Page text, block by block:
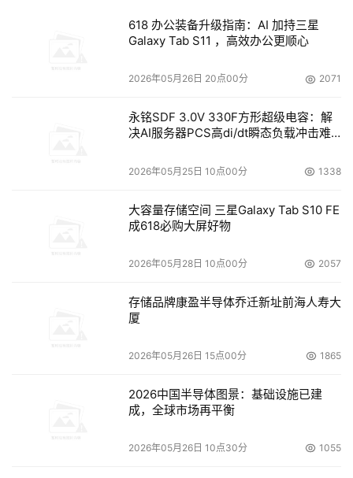
618 办公装备升级指南：AI 加持三星
Galaxy Tab S11 ，高效办公更顺心
2026年05月26日 20点00分 2071
永铭SDF 3.0V 330F方形超级电容：解
决AI服务器PCS高di/dt瞬态负载冲击难
2026年05月25日 10点00分 1338
大容量存储空间 三星Galaxy Tab S10 FE
成618必购大屏好物
2026年05月28日 10点00分 2057
存储品牌康盈半导体乔迁新址前海人寿大
厦
2026年05月26日 15点00分 1865
2026中国半导体图景：基础设施已建
成，全球市场再平衡
2026年05月26日 10点30分 1055